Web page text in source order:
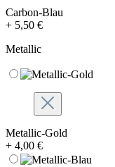
Carbon-Blau
+ 5,50 €
Metallic
Metallic-Gold
+ 4,00 €